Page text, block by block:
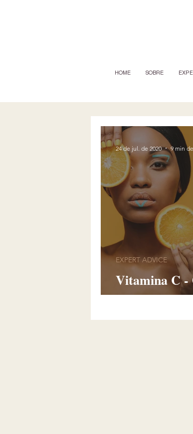
HOME SOBRE
Vitamina C -
para uma
EXPERT ADVICE
24 de jul. de 2020 9 min